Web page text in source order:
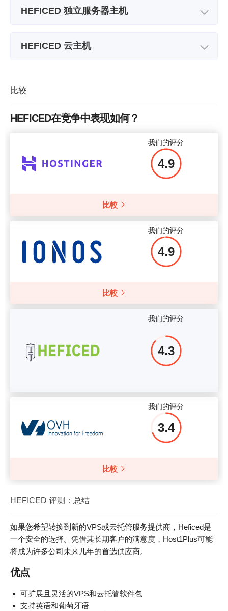
HEFICED 独立服务器主机
价格
更多细节
HEFICED 云主机
价格
2 GB
$ 40.00
更多细节
比较
HEFICED在竞争中表现如何？
我们的评分
4.9
比較
我们的评分
4.9
比較
我们的评分
4.3
我们的评分
3.4
比較
HEFICED 评测：总结
如果您希望转换到新的VPS或云托管服务提供商，Heficed是
一个安全的选择。凭借其长期客户的满意度，Host1Plus可能
将成为许多公司未来几年的首选供应商。
优点
可扩展且灵活的VPS和云托管软件包
支持英语和葡萄牙语